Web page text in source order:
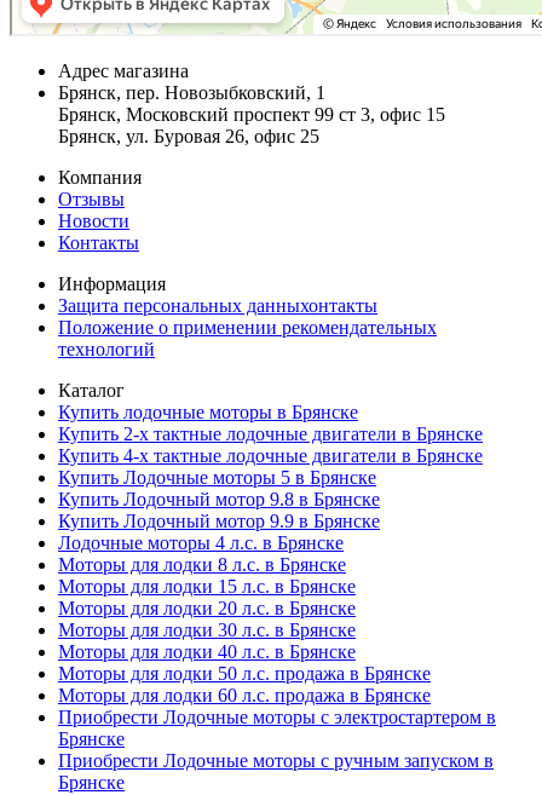
Адрес магазина
Брянск, пер. Новозыбковский, 1
Брянск, Московский проспект 99 ст 3, офис 15
Брянск, ул. Буровая 26, офис 25
Компания
Отзывы
Новости
Контакты
Информация
Защита персональных данныхонтакты
Положение о применении рекомендательных
технологий
Каталог
Купить лодочные моторы в Брянске
Купить 2-х тактные лодочные двигатели в Брянске
Купить 4-х тактные лодочные двигатели в Брянске
Купить Лодочные моторы 5 в Брянске
Купить Лодочный мотор 9.8 в Брянске
Купить Лодочный мотор 9.9 в Брянске
Лодочные моторы 4 л.с. в Брянске
Моторы для лодки 8 л.с. в Брянске
Моторы для лодки 15 л.с. в Брянске
Моторы для лодки 20 л.с. в Брянске
Моторы для лодки 30 л.с. в Брянске
Моторы для лодки 40 л.с. в Брянске
Моторы для лодки 50 л.с. продажа в Брянске
Моторы для лодки 60 л.с. продажа в Брянске
Приобрести Лодочные моторы с электростартером в
Брянске
Приобрести Лодочные моторы с ручным запуском в
Брянске